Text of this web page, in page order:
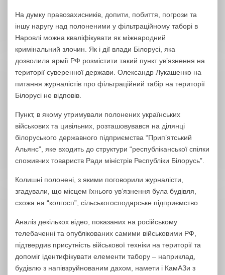
На думку правозахисників, допити, побиття, погрози та
іншу наругу над полоненими у фільтраційному таборі в
Наровлі можна кваліфікувати як міжнародний
кримінальний злочин. Як і дії влади Білорусі, яка
дозволила армії РФ розмістити такий пункт ув’язнення на
території суверенної держави. Олександр Лукашенко на
питання журналістів про фільтраційний табір на території
Білорусі не відповів.
Пункт, в якому утримували полонених українських
військових та цивільних, розташовувався на ділянці
білоруського державного підприємства “Прип’ятський
Альянс”, яке входить до структури “республіканської спілки
споживчих товариств Ради міністрів Республіки Білорусь”.
Колишні полонені, з якими поговорили журналісти,
згадували, що місцем їхнього ув’язнення була будівля,
схожа на “колгосп”, сільськогосподарське підприємство.
Аналіз декількох відео, показаних на російському
телебаченні та опублікованих самими військовими РФ,
підтвердив присутність військової техніки на території та
допоміг ідентифікувати елементи табору – наприклад,
будівлю з напівзруйнованим дахом, намети і КамАЗи з